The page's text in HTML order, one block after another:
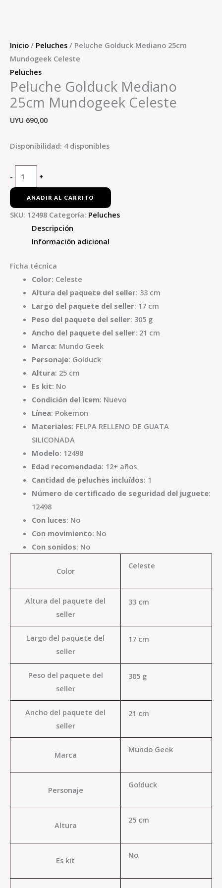
Inicio / Peluches / Peluche Golduck Mediano 25cm
Mundogeek Celeste
Peluches
Peluche Golduck Mediano
25cm Mundogeek Celeste
UYU 690,00
Disponibilidad: 4 disponibles
- +
AÑADIR AL CARRITO
SKU: 12498 Categoría: Peluches
Descripción
Información adicional
Ficha técnica
Color: Celeste
Altura del paquete del seller: 33 cm
Largo del paquete del seller: 17 cm
Peso del paquete del seller: 305 g
Ancho del paquete del seller: 21 cm
Marca: Mundo Geek
Personaje: Golduck
Altura: 25 cm
Es kit: No
Condición del ítem: Nuevo
Línea: Pokemon
Materiales: FELPA RELLENO DE GUATA
SILICONADA
Modelo: 12498
Edad recomendada: 12+ años
Cantidad de peluches incluídos: 1
Número de certificado de seguridad del juguete:
12498
Con luces: No
Con movimiento: No
Con sonidos: No
Color
Celeste
Altura del paquete del
seller
33 cm
Largo del paquete del
seller
17 cm
Peso del paquete del
seller
305 g
Ancho del paquete del
seller
21 cm
Marca
Mundo Geek
Personaje
Golduck
Altura
25 cm
Es kit
No